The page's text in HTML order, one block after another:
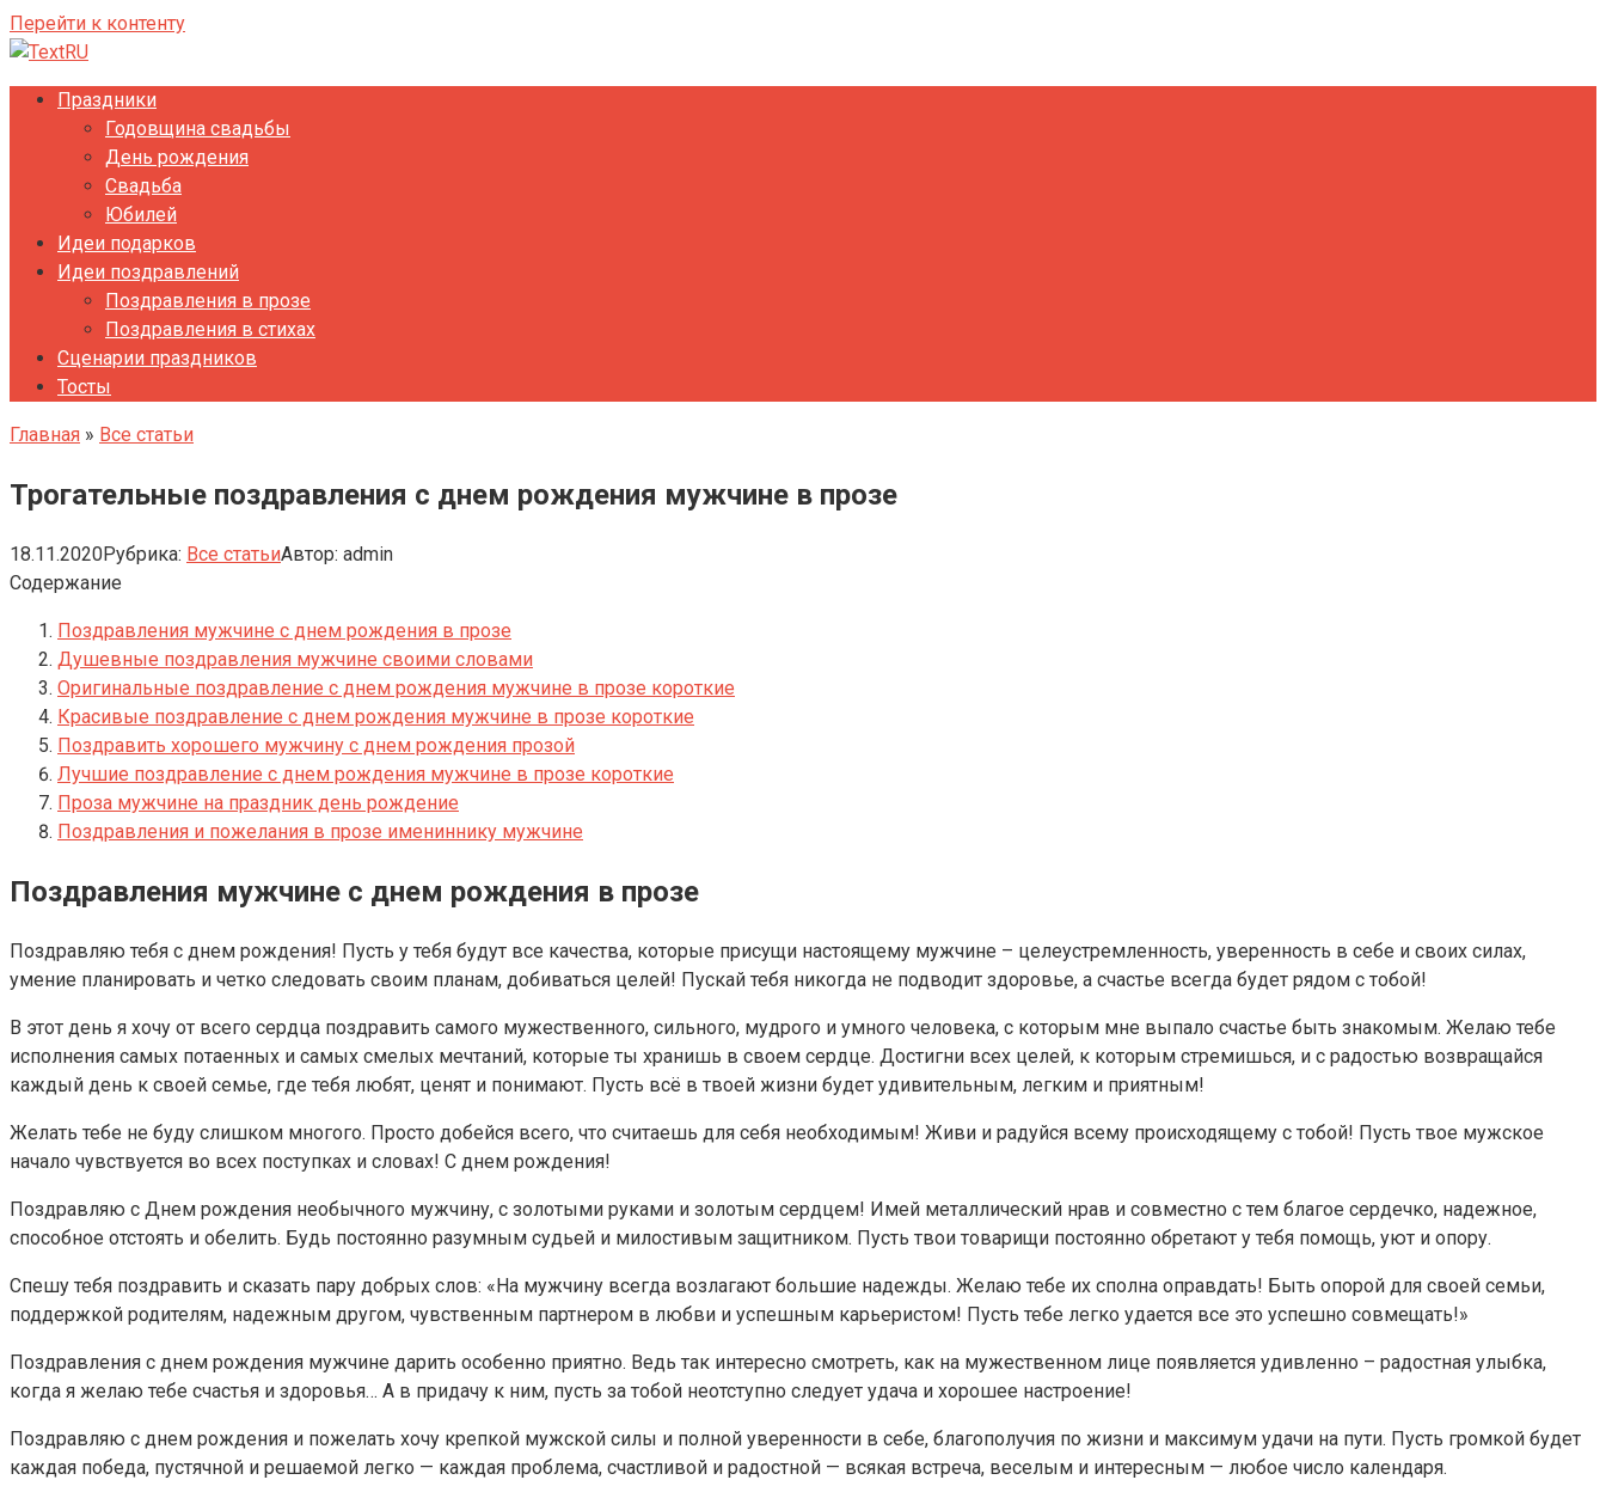
Перейти к контенту
Праздники
Годовщина свадьбы
День рождения
Свадьба
Юбилей
Идеи подарков
Идеи поздравлений
Поздравления в прозе
Поздравления в стихах
Сценарии праздников
Тосты
Главная » Все статьи
Трогательные поздравления с днем рождения мужчине в прозе
18.11.2020Рубрика: Все статьиАвтор: admin
Содержание
Поздравления мужчине с днем рождения в прозе
Душевные поздравления мужчине своими словами
Оригинальные поздравление с днем рождения мужчине в прозе короткие
Красивые поздравление с днем рождения мужчине в прозе короткие
Поздравить хорошего мужчину с днем рождения прозой
Лучшие поздравление с днем рождения мужчине в прозе короткие
Проза мужчине на праздник день рождение
Поздравления и пожелания в прозе имениннику мужчине
Поздравления мужчине с днем рождения в прозе
Поздравляю тебя с днем рождения! Пусть у тебя будут все качества, которые присущи настоящему мужчине – целеустремленность, уверенность в себе и своих силах,
умение планировать и четко следовать своим планам, добиваться целей! Пускай тебя никогда не подводит здоровье, а счастье всегда будет рядом с тобой!
В этот день я хочу от всего сердца поздравить самого мужественного, сильного, мудрого и умного человека, с которым мне выпало счастье быть знакомым. Желаю тебе
исполнения самых потаенных и самых смелых мечтаний, которые ты хранишь в своем сердце. Достигни всех целей, к которым стремишься, и с радостью возвращайся
каждый день к своей семье, где тебя любят, ценят и понимают. Пусть всё в твоей жизни будет удивительным, легким и приятным!
Желать тебе не буду слишком многого. Просто добейся всего, что считаешь для себя необходимым! Живи и радуйся всему происходящему с тобой! Пусть твое мужское
начало чувствуется во всех поступках и словах! С днем рождения!
Поздравляю с Днем рождения необычного мужчину, с золотыми руками и золотым сердцем! Имей металлический нрав и совместно с тем благое сердечко, надежное,
способное отстоять и обелить. Будь постоянно разумным судьей и милостивым защитником. Пусть твои товарищи постоянно обретают у тебя помощь, уют и опору.
Спешу тебя поздравить и сказать пару добрых слов: «На мужчину всегда возлагают большие надежды. Желаю тебе их сполна оправдать! Быть опорой для своей семьи,
поддержкой родителям, надежным другом, чувственным партнером в любви и успешным карьеристом! Пусть тебе легко удается все это успешно совмещать!»
Поздравления с днем рождения мужчине дарить особенно приятно. Ведь так интересно смотреть, как на мужественном лице появляется удивленно – радостная улыбка,
когда я желаю тебе счастья и здоровья… А в придачу к ним, пусть за тобой неотступно следует удача и хорошее настроение!
Поздравляю с днем рождения и пожелать хочу крепкой мужской силы и полной уверенности в себе, благополучия по жизни и максимум удачи на пути. Пусть громкой будет
каждая победа, пустячной и решаемой легко — каждая проблема, счастливой и радостной — всякая встреча, веселым и интересным — любое число календаря.